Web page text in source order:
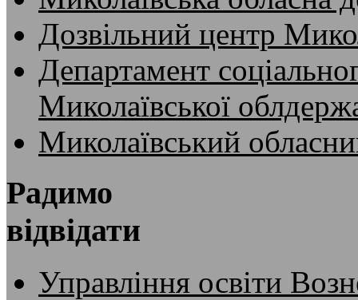
Дозвільний центр
Департамент
Миколаївської
Миколаївський
Радимо
відвідати
Управління освіти